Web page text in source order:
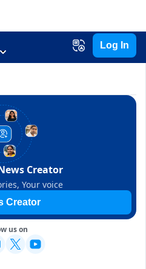
Log In
Creator
Your voice
Creator
us on